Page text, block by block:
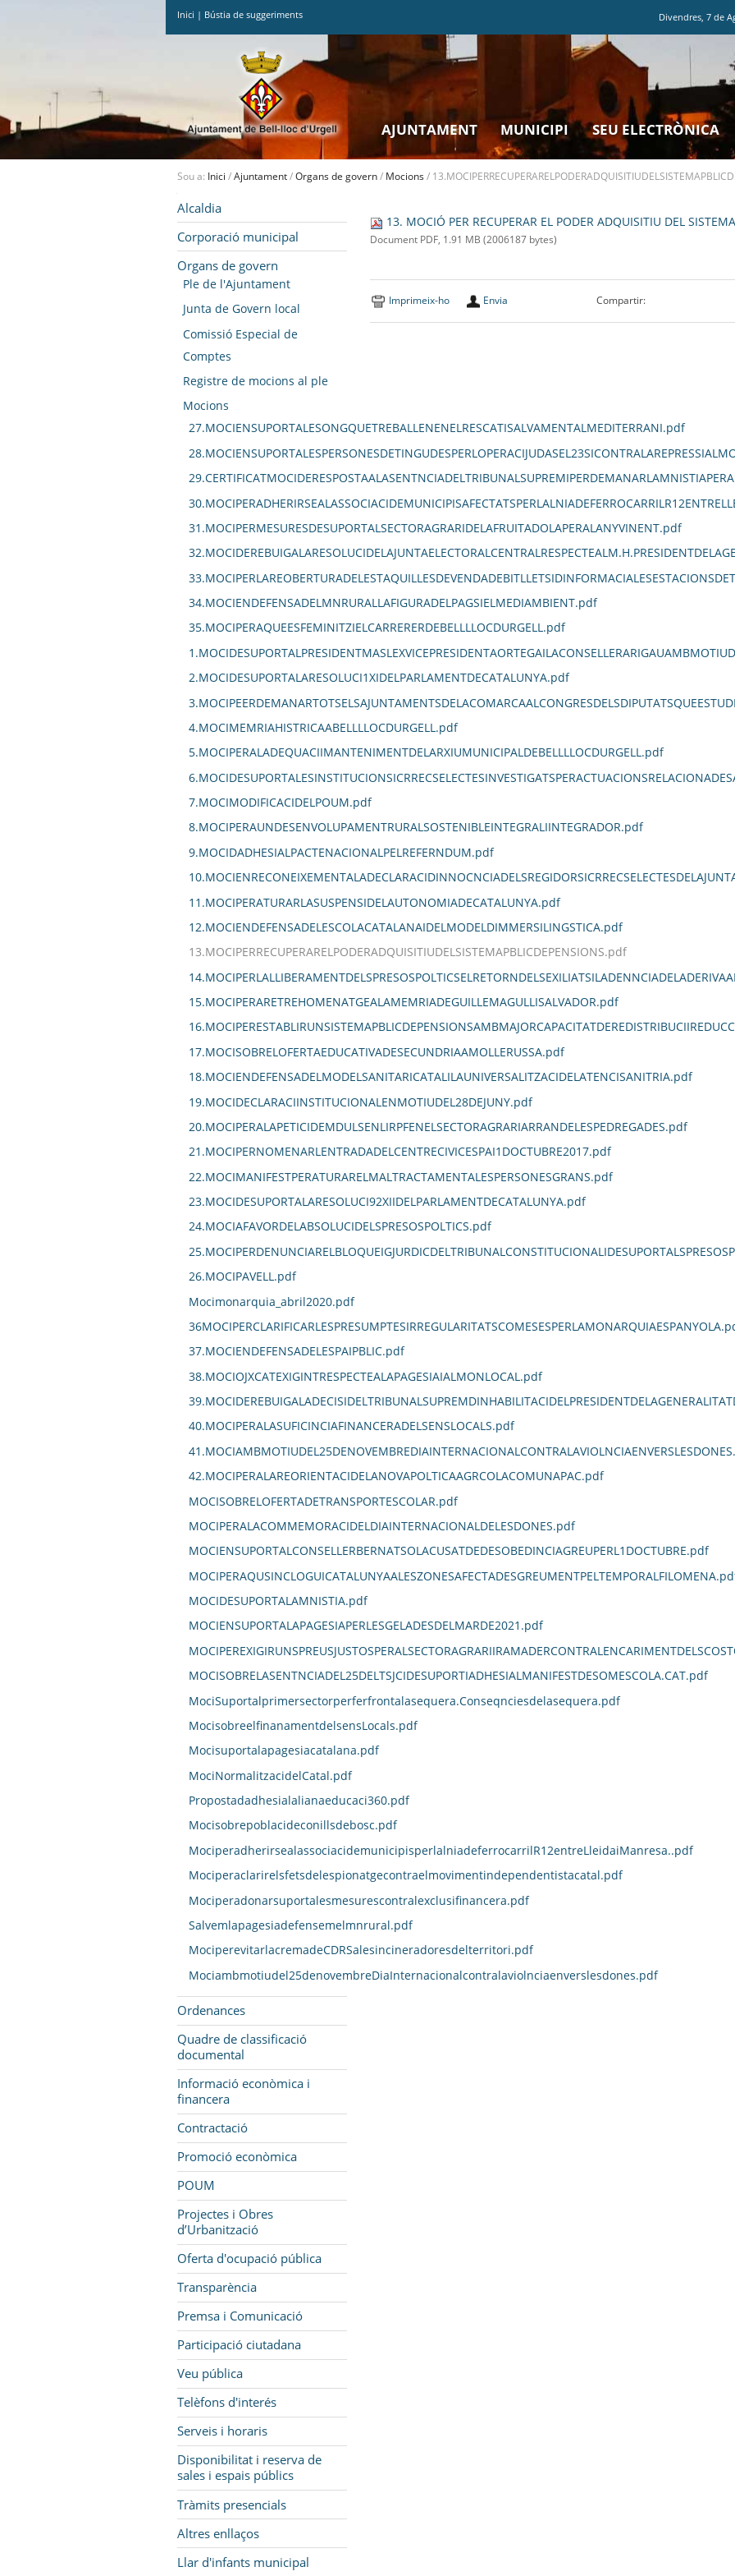
Inici | Bústia de suggeriments Divendres,7 de
AJUNTAMENT MUNICIPI SEU ELECTRÒNICA
Sou a: Inici /Ajuntament/Organs de govern/ Mocions/
Alcaldia
Corporació municipal
Organs de govern
Ple de l'Ajuntament
Junta de Govern local
Comissió Especial de
Comptes
Registre de mocions al ple
Mocions
27.MOCIENSUPORTALESONGQUETREBALLENENELRESCATISALVAMENTALMEDITERRANI.pdf
31.MOCIPERMESURESDESUPORTALSECTORAGRARIDELAFRUITADOLAPERALANYVINENT.pdf
34.MOCIENDEFENSADELMNRURALLAFIGURADELPAGSIELMEDIAMBIENT.pdf
35.MOCIPERAQUEESFEMINITZIELCARRERERDEBELLLLOCDURGELL.pdf
2.MOCIDESUPORTALARESOLUCI1XIDELPARLAMENTDECATALUNYA.pdf
4.MOCIMEMRIAHISTRICAABELLLLOCDURGELL.pdf
5.MOCIPERALADEQUACIIMANTENIMENTDELARXIUMUNICIPALDEBELLLLOCDURGELL.pdf
7.MOCIMODIFICACIDELPOUM.pdf
8.MOCIPERAUNDESENVOLUPAMENTRURALSOSTENIBLEINTEGRALIINTEGRADOR.pdf
9.MOCIDADHESIALPACTENACIONALPELREFERNDUM.pdf
11.MOCIPERATURARLASUSPENSIDELAUTONOMIADECATALUNYA.pdf
12.MOCIENDEFENSADELESCOLACATALANAIDELMODELDIMMERSILINGSTICA.pdf
13.MOCIPERRECUPERARELPODERADQUISITIUDELSISTEMAPBLICDEPENSIONS.pdf
15.MOCIPERARETREHOMENATGEALAMEMRIADEGUILLEMAGULLISALVADOR.pdf
17.MOCISOBRELOFERTAEDUCATIVADESECUNDRIAAMOLLERUSSA.pdf
18.MOCIENDEFENSADELMODELSANITARICATALILAUNIVERSALITZACIDELATENCISANITRIA.pdf
19.MOCIDECLARACIINSTITUCIONALENMOTIUDEL28DEJUNY.pdf
20.MOCIPERALAPETICIDEMDULSENLIRPFENELSECTORAGRARIARRANDELESPEDREGADES.pdf
21.MOCIPERNOMENARLENTRADADELCENTRECIVICESPAI1DOCTUBRE2017.pdf
22.MOCIMANIFESTPERATURARELMALTRACTAMENTALESPERSONESGRANS.pdf
23.MOCIDESUPORTALARESOLUCI92XIIDELPARLAMENTDECATALUNYA.pdf
24.MOCIAFAVORDELABSOLUCIDELSPRESOSPOLTICS.pdf
26.MOCIPAVELL.pdf
Mocimonarquia_abril2020.pdf
37.MOCIENDEFENSADELESPAIPBLIC.pdf
38.MOCIOJXCATEXIGINTRESPECTEALAPAGESIAIALMONLOCAL.pdf
40.MOCIPERALASUFICINCIAFINANCERADELSENSLOCALS.pdf
42.MOCIPERALAREORIENTACIDELANOVAPOLTICAAGRCOLACOMUNAPAC.pdf
MOCISOBRELOFERTADETRANSPORTESCOLAR.pdf
MOCIPERALACOMMEMORACIDELDIAINTERNACIONALDELESDONES.pdf
MOCIENSUPORTALCONSELLERBERNATSOLACUSATDEDESOBEDINCIAGREUPERL1DOCTUBRE.pdf
MOCIDESUPORTALAMNISTIA.pdf
MOCIENSUPORTALAPAGESIAPERLESGELADESDELMARDE2021.pdf
MOCISOBRELASENTNCIADEL25DELTSJCIDESUPORTIADHESIALMANIFESTDESOMESCOLA.CAT.pdf
MociSuportalprimersectorperferfrontalasequera.Conseqnciesdelasequera.pdf
MocisobreelfinanamentdelsensLocals.pdf
Mocisuportalapagesiacatalana.pdf
MociNormalitzacidelCatal.pdf
Propostadadhesialalianaeducaci360.pdf
Mocisobrepoblacideconillsdebosc.pdf
MociperadherirsealassociacidemunicipisperlalniadeferrocarrilR12entreLleidaiManresa..pdf
Mociperaclarirelsfetsdelespionatgecontraelmovimentindependentistacatal.pdf
Mociperadonarsuportalesmesurescontralexclusifinancera.pdf
Salvemlapagesiadefensemelmnrural.pdf
MociperevitarlacremadeCDRSalesincineradoresdelterritori.pdf
Mociambmotiudel25denovembreDiaInternacionalcontralaviolnciaenverslesdones.pdf
Ordenances
Quadre de classificació
documental
Informació econòmica i
financera
Contractació
Promoció econòmica
POUM
Projectes i Obres
d’Urbanització
Oferta d'ocupació pública
Transparència
Premsa i Comunicació
Participació ciutadana
Veu pública
Telèfons d'interés
Serveis i horaris
Disponibilitat i reserva de
sales i espais públics
Tràmits presencials
Altres enllaços
Llar d'infants municipal
13. MOCIÓ PER RECUPERAR EL PODER ADQUISITIU DEL
Document PDF, 1.91 MB (2006187 bytes)
Imprimeix-ho Envia Compartir: